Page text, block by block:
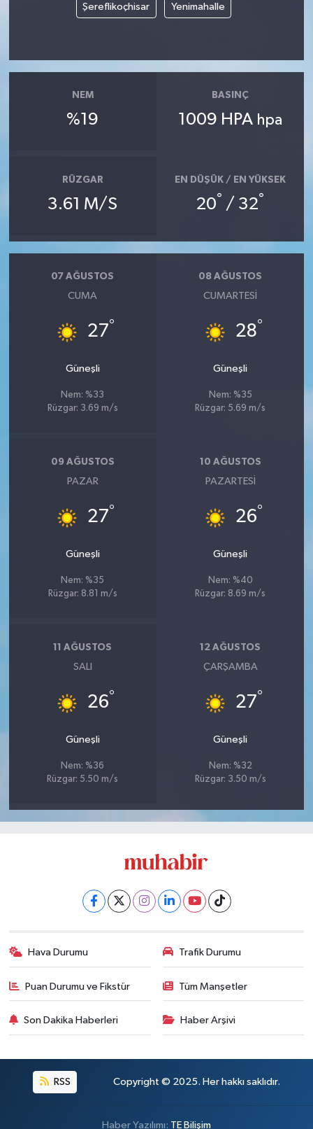
Şereflikoçhisar Yenimahalle
NEM
%19
BASINÇ
1009 HPA hpa
RÜZGAR
3.61 M/S
EN DÜŞÜK / EN YÜKSEK
20° / 32°
07 AĞUSTOS
CUMA
27°
Güneşli
Nem: %33
Rüzgar: 3.69 m/s
08 AĞUSTOS
CUMARTESI
28°
Güneşli
Nem: %35
Rüzgar: 5.69 m/s
09 AĞUSTOS
PAZAR
27°
Güneşli
Nem: %35
Rüzgar: 8.81 m/s
10 AĞUSTOS
PAZARTESI
26°
Güneşli
Nem: %40
Rüzgar: 8.69 m/s
11 AĞUSTOS
SALI
26°
Güneşli
Nem: %36
Rüzgar: 5.50 m/s
12 AĞUSTOS
ÇARŞAMBA
27°
Güneşli
Nem: %32
Rüzgar: 3.50 m/s
Hava Durumu Trafik Durumu
Puan Durumu ve Fikstür Tüm Manşetler
Son Dakika Haberleri Haber Arşivi
RSS Copyright © 2025. Her hakkı saklıdır.
Haber Yazılımı: TE Bilişim